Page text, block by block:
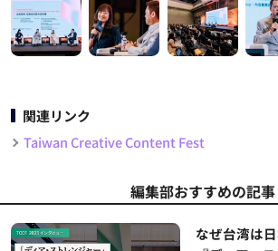
関連リンク
Taiwan Creative Content Fest
編集部おすすめの記事
なぜ台湾は